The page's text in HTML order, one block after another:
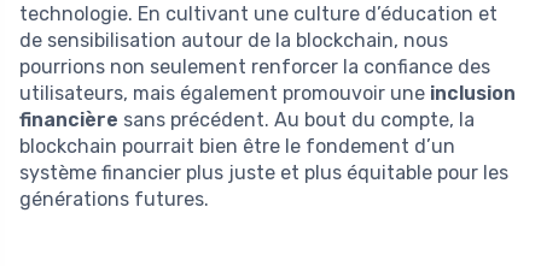
technologie. En cultivant une culture d’éducation et
de sensibilisation autour de la blockchain, nous
pourrions non seulement renforcer la confiance des
utilisateurs, mais également promouvoir une inclusion
financière sans précédent. Au bout du compte, la
blockchain pourrait bien être le fondement d’un
système financier plus juste et plus équitable pour les
générations futures.